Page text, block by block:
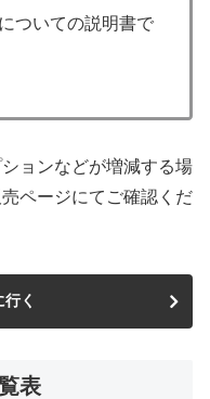
ついての説明書で
ョンなどが増減する場
ページにてご確認くだ
く
表